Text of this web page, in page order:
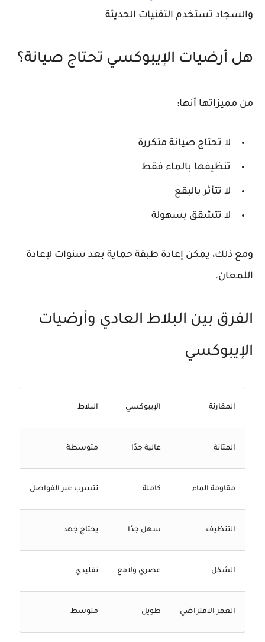
والسجاد تستخدم التقنيات الحديثة
هل أرضيات الإيبوكسي تحتاج صيانة؟
من مميزاتها أنها:
لا تحتاج صيانة متكررة
تنظيفها بالماء فقط
لا تتأثر بالبقع
لا تتشقق بسهولة
ومع ذلك، يمكن إعادة طبقة حماية بعد سنوات لإعادة
اللمعان.
الفرق بين البلاط العادي وأرضيات
الإيبوكسي
المقارنة الإيبوكسي البلاط
المتانة عالية جدًا متوسطة
مقاومة الماء كاملة تتسرب عبر الفواصل
التنظيف سهل جدًا يحتاج جهد
الشكل عصري ولامع تقليدي
العمر الافتراضي طويل متوسط